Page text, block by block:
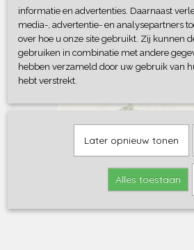
informatie en advertenties. Daarnaast
media-, advertentie- en analysepartners
over hoe u onze site gebruikt. Zij kunnen
gebruiken in combinatie met andere
hebben verzameld door uw gebruik van
hebt verstrekt.
Later opnieuw tonen
Alles toestaan